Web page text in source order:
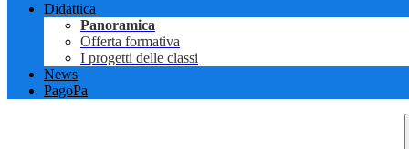
Didattica
Panoramica
Offerta formativa
I progetti delle classi
News
PagoPa